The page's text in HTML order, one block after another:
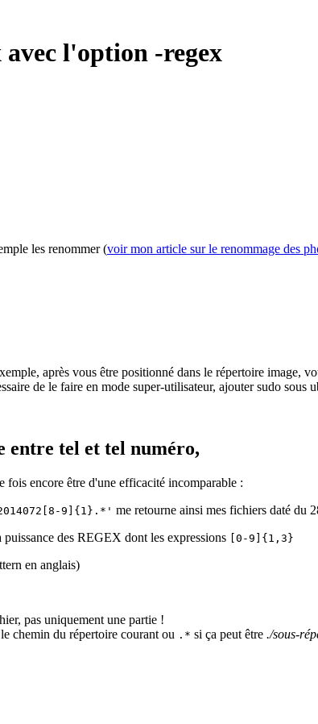
l'option -regex
les renommer (voir mon article sur le renommage des
après vous être positionné dans le répertoire image,
de le faire en mode super-utilisateur, ajouter sudo sous
entre tel et tel numéro,
fois encore être d'une efficacité incomparable :
9]{1}.*' me retourne ainsi mes fichiers daté du
des REGEX dont les expressions [0-9]{1,3}
en anglais)
pas uniquement une partie !
chemin du répertoire courant ou .* si ça peut être ./sous-